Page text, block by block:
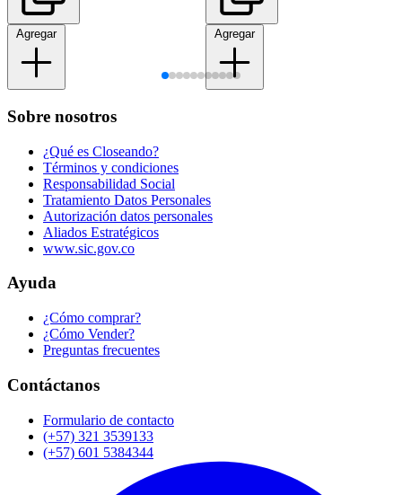
Agregar Agregar
Sobre nosotros
¿Qué es Closeando?
Términos y condiciones
Responsabilidad Social
Tratamiento Datos Personales
Autorización datos personales
Aliados Estratégicos
www.sic.gov.co
Ayuda
¿Cómo comprar?
¿Cómo Vender?
Preguntas frecuentes
Contáctanos
Formulario de contacto
(+57) 321 3539133
(+57) 601 5384344